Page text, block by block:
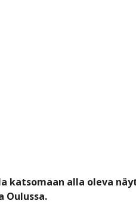
katsomaan alla oleva
Oulussa.